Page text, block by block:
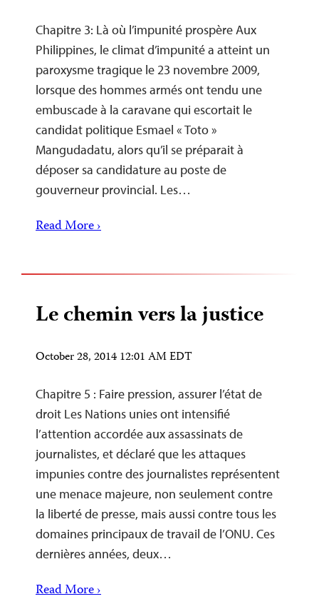
Chapitre 3: Là où l’impunité prospère Aux
Philippines, le climat d’impunité a atteint un
paroxysme tragique le 23 novembre 2009,
lorsque des hommes armés ont tendu une
embuscade à la caravane qui escortait le
candidat politique Esmael « Toto »
Mangudadatu, alors qu’il se préparait à
déposer sa candidature au poste de
gouverneur provincial. Les…
Read More ›
Le chemin vers la justice
October 28, 2014 12:01 AM EDT
Chapitre 5 : Faire pression, assurer l’état de
droit Les Nations unies ont intensifié
l’attention accordée aux assassinats de
journalistes, et déclaré que les attaques
impunies contre des journalistes représentent
une menace majeure, non seulement contre
la liberté de presse, mais aussi contre tous les
domaines principaux de travail de l’ONU. Ces
dernières années, deux…
Read More ›